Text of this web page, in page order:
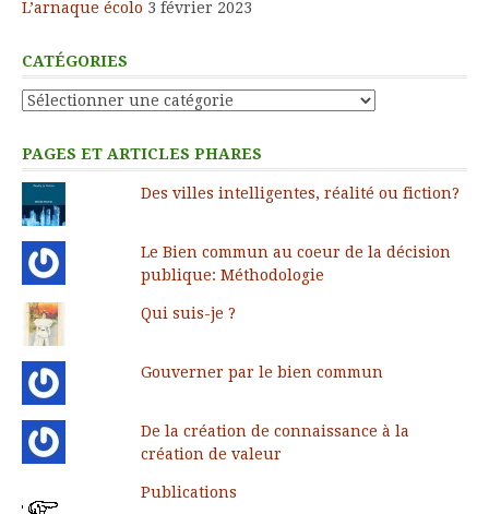
L’arnaque écolo 3 février 2023
CATÉGORIES
Catégories
PAGES ET ARTICLES PHARES
Des villes intelligentes, réalité ou fiction?
Le Bien commun au coeur de la décision
publique: Méthodologie
Qui suis-je ?
Gouverner par le bien commun
De la création de connaissance à la
création de valeur
Publications